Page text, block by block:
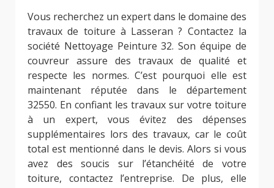
Vous recherchez un expert dans le domaine des
travaux de toiture à Lasseran ? Contactez la
société Nettoyage Peinture 32. Son équipe de
couvreur assure des travaux de qualité et
respecte les normes. C’est pourquoi elle est
maintenant réputée dans le département
32550. En confiant les travaux sur votre toiture
à un expert, vous évitez des dépenses
supplémentaires lors des travaux, car le coût
total est mentionné dans le devis. Alors si vous
avez des soucis sur l’étanchéité de votre
toiture, contactez l’entreprise. De plus, elle